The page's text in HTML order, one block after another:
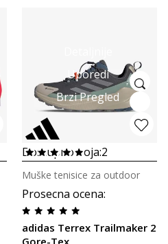
Uporedi
Brzi Pregled
Dostupno boja:2
Prosecna ocena:
adidas Terrex Trailmaker 2
Gore-Tex
Muške tenisice za outdoor